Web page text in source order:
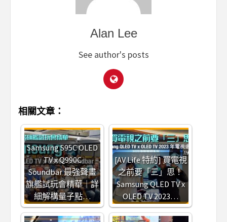
Alan Lee
See author's posts
相關文章：
Samsung S95C OLED
TV x Q990C
Soundbar 最強聲畫
旗艦試玩會精華｜詳
細解構量子點…
[AV Life 特約] 買電視
之前要「三」思！
Samsung QLED TV x
OLED TV 2023…